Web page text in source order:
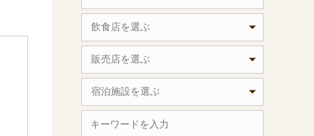
飲食店を選ぶ
販売店を選ぶ
宿泊施設を選ぶ